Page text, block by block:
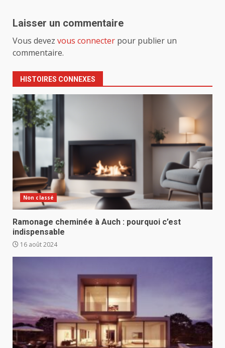
Laisser un commentaire
Vous devez vous connecter pour publier un
commentaire.
HISTOIRES CONNEXES
Non classé
Ramonage cheminée à Auch : pourquoi c’est
indispensable
16 août 2024